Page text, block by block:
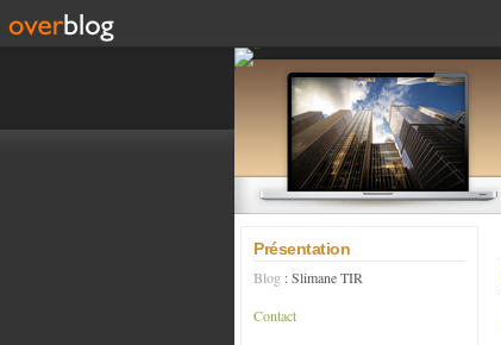
Présentation
Blog : Slimane TIR
Contact